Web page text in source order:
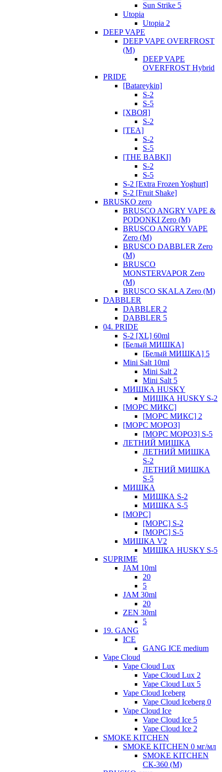
Sun Strike 5
Utopia
Utopia 2
DEEP VAPE
DEEP VAPE OVERFROST
(М)
DEEP VAPE
OVERFROST Hybrid
PRIDE
[Batareykin]
S-2
S-5
[ХВОЯ]
S-2
[TEA]
S-2
S-5
[THE BABKI]
S-2
S-5
S-2 [Extra Frozen Yoghurt]
S-2 [Fruit Shake]
BRUSKO zero
BRUSCO ANGRY VAPE &
PODONKI Zero (М)
BRUSCO ANGRY VAPE
Zero (М)
BRUSCO DABBLER Zero
(М)
BRUSCO
MONSTERVAPOR Zero
(М)
BRUSCO SKALA Zero (М)
DABBLER
DABBLER 2
DABBLER 5
04. PRIDE
S-2 [XL] 60ml
[Белый МИШКА]
[Белый МИШКА] 5
Mini Salt 10ml
Mini Salt 2
Mini Salt 5
МИШКА HUSKY
МИШКА HUSKY S-2
[МОРС МИКС]
[МОРС МИКС] 2
[МОРС МОРОЗ]
[МОРС МОРОЗ] S-5
ЛЕТНИЙ МИШКА
ЛЕТНИЙ МИШКА
S-2
ЛЕТНИЙ МИШКА
S-5
МИШКА
МИШКА S-2
МИШКА S-5
[МОРС]
[МОРС] S-2
[МОРС] S-5
МИШКА V2
МИШКА HUSKY S-5
SUPRIME
JAM 10ml
20
5
JAM 30ml
20
ZEN 30ml
5
19. GANG
ICE
GANG ICE medium
Vape Cloud
Vape Cloud Lux
Vape Cloud Lux 2
Vape Cloud Lux 5
Vape Cloud Iceberg
Vape Cloud Iceberg 0
Vape Cloud Ice
Vape Cloud Ice 5
Vape Cloud Ice 2
SMOKE KITCHEN
SMOKE KITCHEN 0 мг/мл
SMOKE KITCHEN
СК-360 (М)